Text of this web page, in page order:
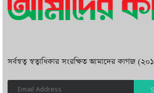
সর্বস্বত্ব স্বত্বাধিকার সংরক্ষিত আমাদের কাগজ